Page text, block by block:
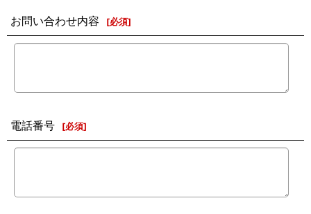
お問い合わせ内容 [必須]
電話番号 [必須]